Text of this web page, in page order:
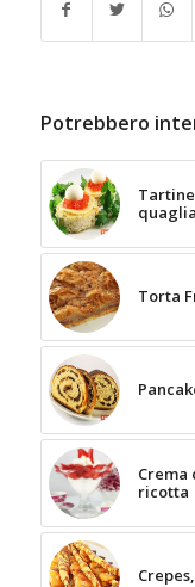
Potrebbero
quaglia
Torta
Crema
ricotta